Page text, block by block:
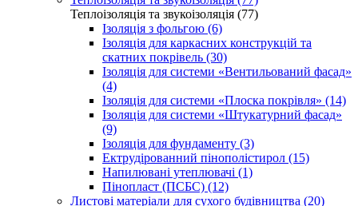
Теплоізоляція та звукоізоляція (77)
Ізоляція з фольгою (6)
Ізоляція для каркасних конструкцій та
скатних покрівель (30)
Ізоляція для системи «Вентильований фасад»
(4)
Ізоляція для системи «Плоска покрівля» (14)
Ізоляція для системи «Штукатурний фасад»
(9)
Ізоляція для фундаменту (3)
Ектрудірованний пінополістирол (15)
Напилювані утеплювачі (1)
Пінопласт (ПСБС) (12)
Листові матеріали для сухого будівництва (20)